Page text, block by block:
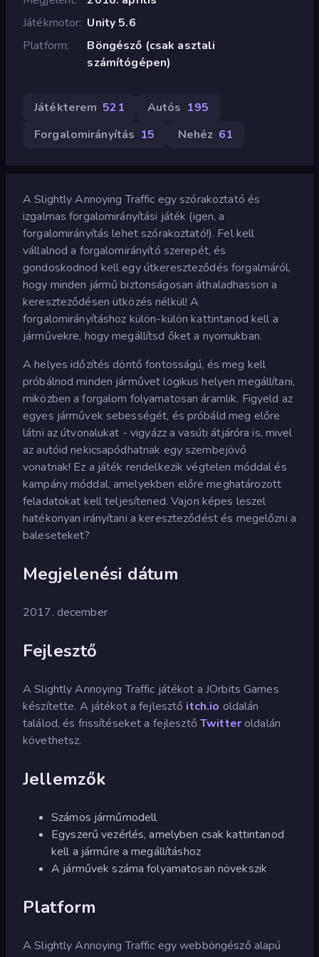
Játékmotor Unity 5.6
Platform
Böngésző (csak asztali
számítógépen)
Játékterem 521 Autós 195
Forgalomirányítás 15 Nehéz 61
A Slightly Annoying Traffic egy szórakoztató és
izgalmas forgalomirányítási játék (igen, a
forgalomirányítás lehet szórakoztató!). Fel kell
vállalnod a forgalomirányító szerepét, és
gondoskodnod kell egy útkereszteződés forgalmáról,
hogy minden jármű biztonságosan áthaladhasson a
kereszteződésen ütközés nélkül! A
forgalomirányításhoz külön-külön kattintanod kell a
járművekre, hogy megállítsd őket a nyomukban.
A helyes időzítés döntő fontosságú, és meg kell
próbálnod minden járművet logikus helyen megállítani,
miközben a forgalom folyamatosan áramlik. Figyeld az
egyes járművek sebességét, és próbáld meg előre
látni az útvonalukat - vigyázz a vasúti átjáróra is, mivel
az autóid nekicsapódhatnak egy szembejövő
vonatnak! Ez a játék rendelkezik végtelen móddal és
kampány móddal, amelyekben előre meghatározott
feladatokat kell teljesítened. Vajon képes leszel
hatékonyan irányítani a kereszteződést és megelőzni a
baleseteket?
Megjelenési dátum
2017. december
Fejlesztő
A Slightly Annoying Traffic játékot a JOrbits Games
készítette. A játékot a fejlesztő itch.io oldalán
találod, és frissítéseket a fejlesztő Twitteroldalán
követhetsz.
Jellemzők
Számos járműmodell
Egyszerű vezérlés, amelyben csak kattintanod
kell a járműre a megállításhoz
A járművek száma folyamatosan növekszik
Platform
A Slightly Annoying Traffic egy webböngésző alapú